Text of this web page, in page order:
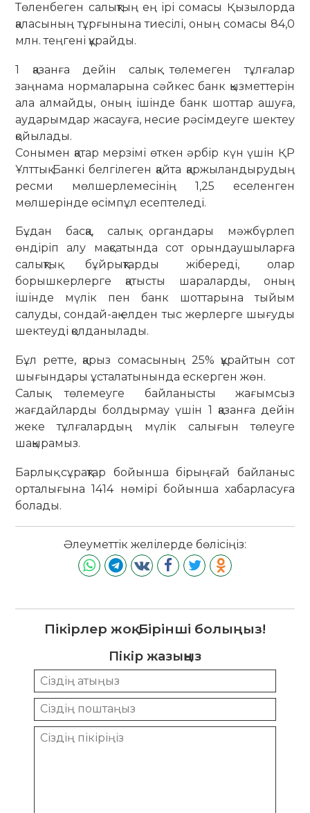
Төленбеген салықтың ең ірі сомасы Қызылорда
қаласының тұрғынына тиесілі, оның сомасы 84,0
млн. теңгені құрайды.
1 қазанға дейін салық төлемеген тұлғалар
заңнама нормаларына сәйкес банк қызметтерін
ала алмайды, оның ішінде банк шоттар ашуға,
аударымдар жасауға, несие рәсімдеуге шектеу
қойылады.
Сонымен қатар мерзімі өткен әрбір күн үшін ҚР
Ұлттық Банкі белгілеген қайта қаржыландырудың
ресми мөлшерлемесінің 1,25 еселенген
мөлшерінде өсімпұл есептеледі.
Бұдан басқа, салық органдары мәжбүрлеп
өндіріп алу мақсатында сот орындаушыларға
салықтық бұйрықтарды жібереді, олар
борышкерлерге қатысты шараларды, оның
ішінде мүлік пен банк шоттарына тыйым
салуды, сондай-ақ елден тыс жерлерге шығуды
шектеуді қолданылады.
Бұл ретте, қарыз сомасының 25% құрайтын сот
шығындары ұсталатынында ескерген жөн.
Салық төлемеуге байланысты жағымсыз
жағдайларды болдырмау үшін 1 қазанға дейін
жеке тұлғалардың мүлік салығын төлеуге
шақырамыз.
Барлық сұрақтар бойынша бірыңғай байланыс
орталығына 1414 нөмірі бойынша хабарласуға
болады.
Әлеуметтік желілерде бөлісіңіз:
Пікірлер жоқ. Бірінші болыңыз!
Пікір жазыңыз